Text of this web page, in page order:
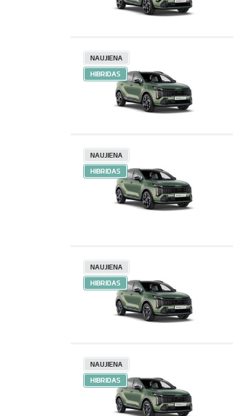
NAUJIENA
HIBRIDAS
NAUJIENA
HIBRIDAS
NAUJIENA
HIBRIDAS
NAUJIENA
HIBRIDAS